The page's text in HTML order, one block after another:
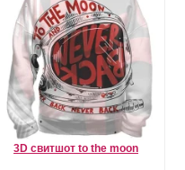
3D свитшот to the moon